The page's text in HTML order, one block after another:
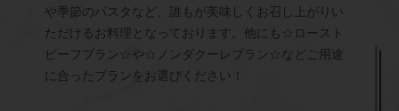
や季節のパスタなど、誰もが美味しくお召し上がりい
ただけるお料理となっております。他にも☆ロースト
ビーフプラン☆や☆ノンダクーレプラン☆などご用途
に合ったプランをお選びください！